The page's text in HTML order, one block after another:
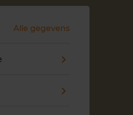
Alle gegevens